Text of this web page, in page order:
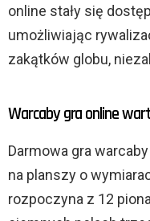
online stały się
umożliwiając
zakątków globu,
Warcaby gra online
Darmowa gra
na planszy o
rozpoczyna z 12